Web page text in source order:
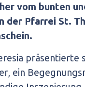
vom bunten
der Pfarrei St.
präsentierte
ein